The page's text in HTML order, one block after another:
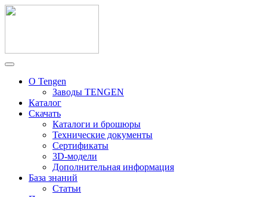
О Tengen
Заводы TENGEN
Каталог
Скачать
Каталоги и брошюры
Технические документы
Сертификаты
3D-модели
Дополнительная информация
База знаний
Статьи